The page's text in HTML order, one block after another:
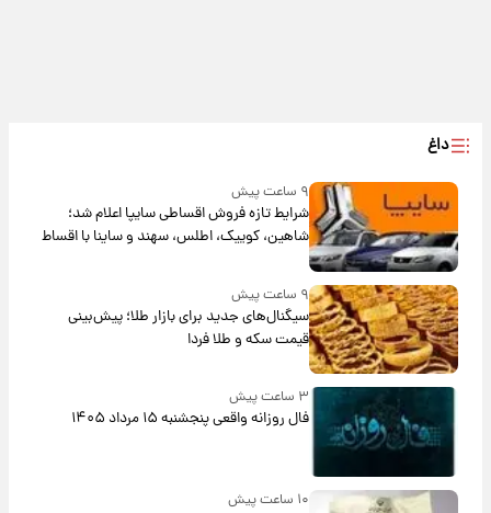
داغ
۹ ساعت پیش
شرایط تازه فروش اقساطی سایپا اعلام شد؛
شاهین، کوییک، اطلس، سهند و ساینا با اقساط
بلندمدت + جدول
۹ ساعت پیش
سیگنال‌های جدید برای بازار طلا؛ پیش‌بینی
قیمت سکه و طلا فردا
۳ ساعت پیش
فال روزانه واقعی پنجشنبه ۱۵ مرداد ۱۴۰۵
۱۰ ساعت پیش